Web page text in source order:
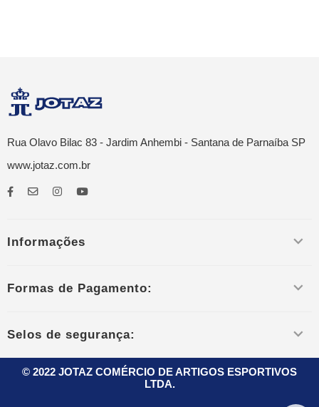
Rua Olavo Bilac 83 - Jardim Anhembi - Santana de Parnaíba SP
www.jotaz.com.br
Informações
Formas de Pagamento:
Selos de segurança:
© 2022 JOTAZ COMÉRCIO DE ARTIGOS ESPORTIVOS
LTDA.